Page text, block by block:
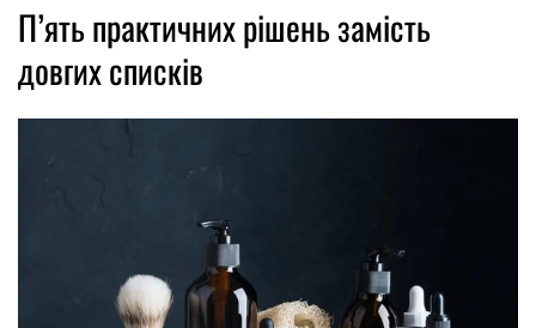
П’ять практичних рішень замість
довгих списків